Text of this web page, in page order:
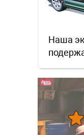
Наша